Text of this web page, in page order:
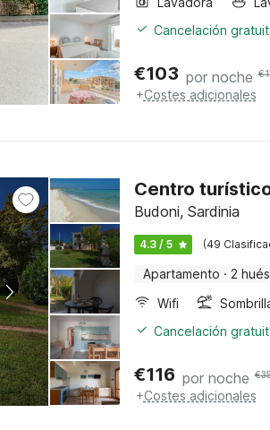
Cancelación
€103 por noche €
+Costes adicionales
Centro
Budoni, Sardinia
4.3 / 5 (49
Apartamento · 2
Wifi
Cancelación
€116 por noche €
+Costes adicionales